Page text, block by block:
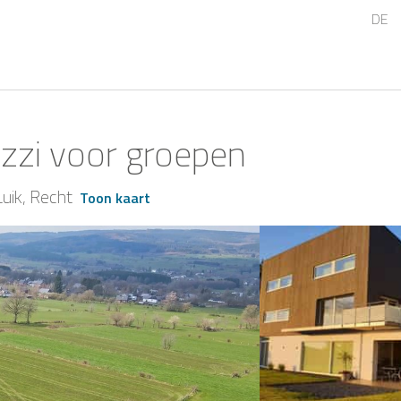
DE
voor groepen
Recht Toon kaart